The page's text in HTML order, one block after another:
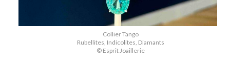
Collier Tango
Rubellites, Indicolites, Diamants
© Esprit Joaillerie